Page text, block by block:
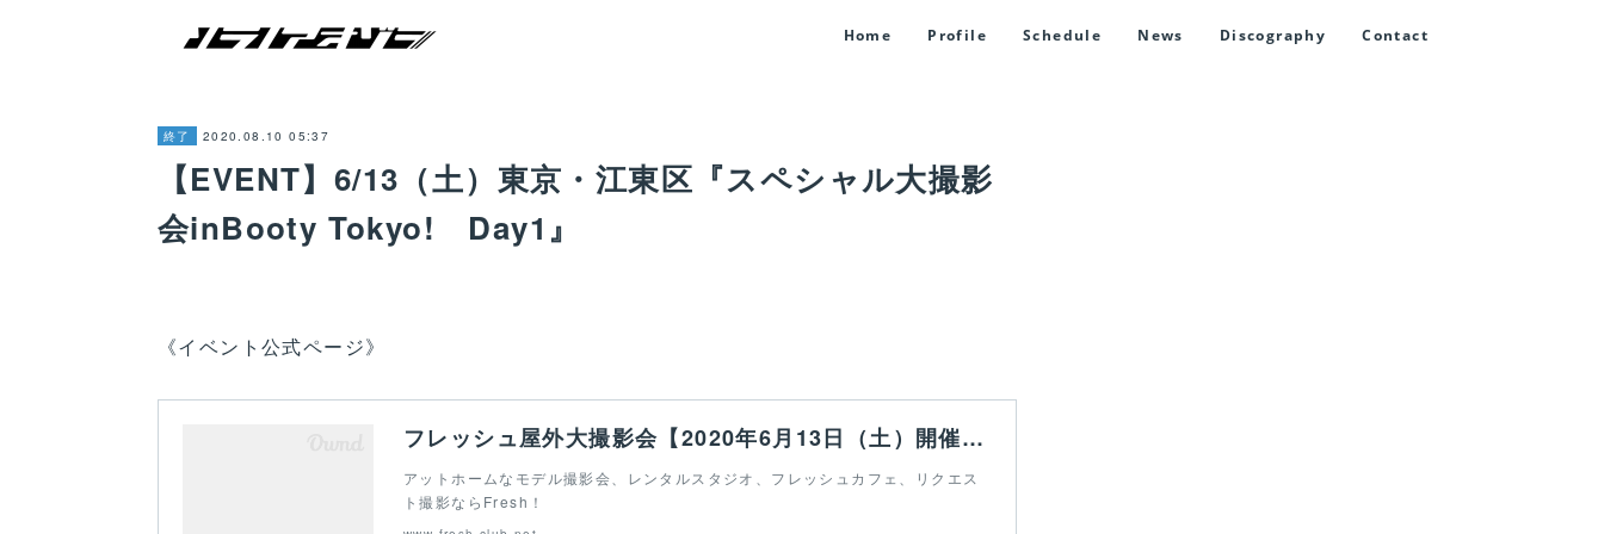
Home Profile Schedule News Discography Contact
終了 2020.08.10 05:37
【EVENT】6/13（土）東京・江東区『スペシャル大撮影
会inBooty Tokyo! Day1』
《イベント公式ページ》
フレッシュ屋外大撮影会【2020年6月13日（土）開催】 | Fresh!撮影会
アットホームなモデル撮影会、レンタルスタジオ、フレッシュカフェ、リクエス
ト撮影ならFresh！